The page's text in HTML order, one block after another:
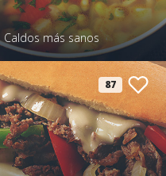
Caldos más sanos
87